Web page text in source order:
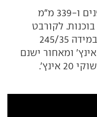
הבלמים, בקוטר 321 מ"מ מלפנים ו-339 מ"מ
מאחור, מצוידים בקליפרים 4 בוכנות. לקורבט
צמיגי מישלין פיילוט ספורט במידה 245/35
מלפנים העוטפים חישוקי 19 אינץ' ומאחור ישנם